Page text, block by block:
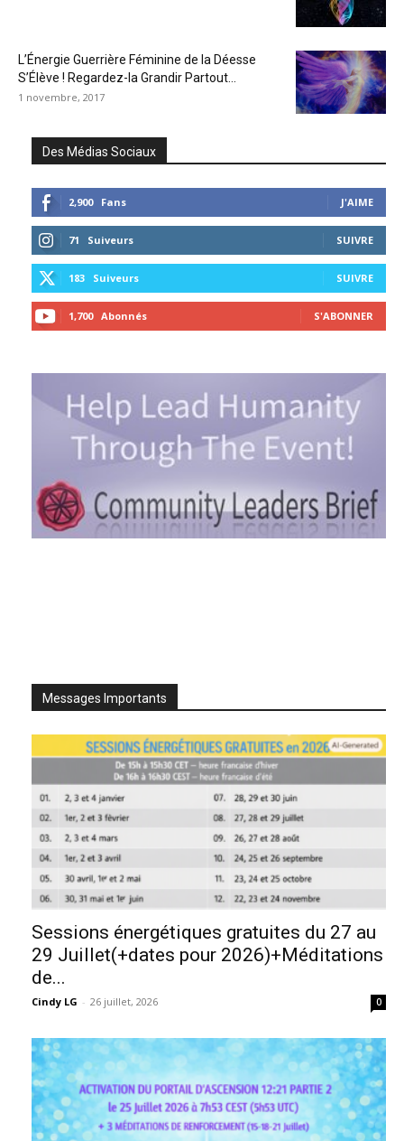
L’Énergie Guerrière Féminine de la Déesse
S’Élève ! Regardez-la Grandir Partout...
1 novembre, 2017
Des Médias Sociaux
2,900 Fans J'AIME
71 Suiveurs SUIVRE
183 Suiveurs SUIVRE
1,700 Abonnés S'ABONNER
Messages Importants
Sessions énergétiques gratuites du 27 au
29 Juillet(+dates pour 2026)+Méditations
de...
Cindy LG - 26 juillet, 2026 0